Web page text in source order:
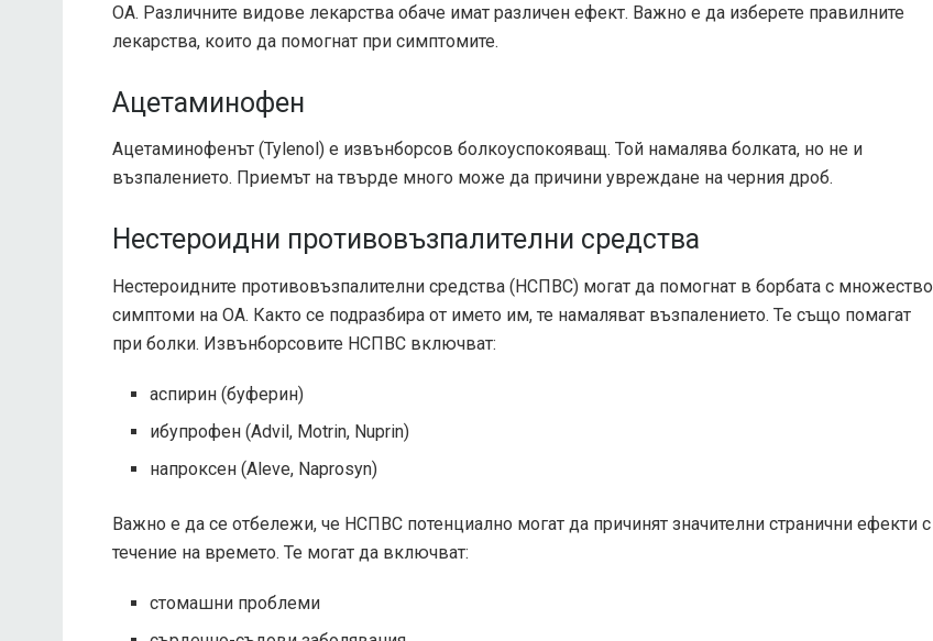
ОА. Различните видове лекарства обаче имат различен ефект. Важно е да изберете правилните
лекарства, които да помогнат при симптомите.
Ацетаминофен
Ацетаминофенът (Tylenol) е извънборсов болкоуспокояващ. Той намалява болката, но не и
възпалението. Приемът на твърде много може да причини увреждане на черния дроб.
Нестероидни противовъзпалителни средства
Нестероидните противовъзпалителни средства (НСПВС) могат да помогнат в борбата с множество
симптоми на ОА. Както се подразбира от името им, те намаляват възпалението. Те също помагат
при болки. Извънборсовите НСПВС включват:
аспирин (буферин)
ибупрофен (Advil, Motrin, Nuprin)
напроксен (Aleve, Naprosyn)
Важно е да се отбележи, че НСПВС потенциално могат да причинят значителни странични ефекти с
течение на времето. Те могат да включват:
стомашни проблеми